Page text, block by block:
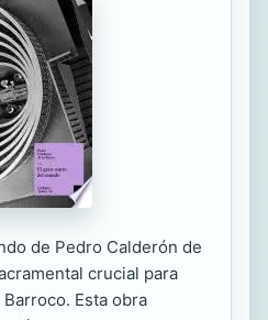
de Pedro Calderón de
crucial para
Esta obra